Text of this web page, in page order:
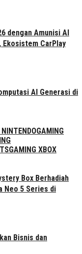
dengan Amunisi AI
CarPlay
AI Generasi di
GAMING
GAMING XBOX
Box Berhadiah
Neo 5 Series di
Bisnis dan